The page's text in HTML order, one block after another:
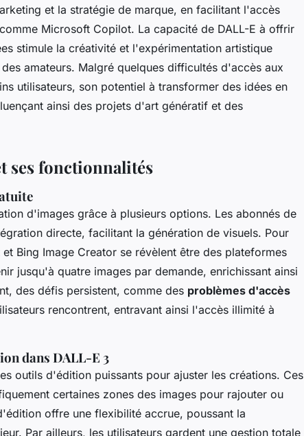
et la stratégie de marque, en facilitant l'accès
Microsoft Copilot. La capacité de DALL-E à offrir
stimule la créativité et l'expérimentation artistique
amateurs. Malgré quelques difficultés d'accès aux
utilisateurs, son potentiel à transformer des idées en
ainsi des projets d'art génératif et des
ses fonctionnalités
d'images grâce à plusieurs options. Les abonnés de
directe, facilitant la génération de visuels. Pour
Bing Image Creator se révèlent être des plateformes
jusqu'à quatre images par demande, enrichissant ainsi
des défis persistent, comme des problèmes d'accès
rencontrent, entravant ainsi l'accès illimité à
dans DALL-E 3
outils d'édition puissants pour ajuster les créations. Ces
certaines zones des images pour rajouter ou
offre une flexibilité accrue, poussant la
Par ailleurs, les utilisateurs gardent une gestion totale